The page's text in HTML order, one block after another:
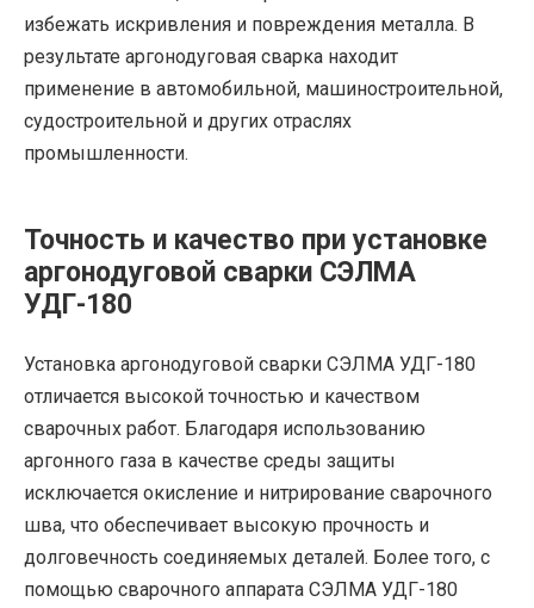
избежать искривления и повреждения металла. В
результате аргонодуговая сварка находит
применение в автомобильной, машиностроительной,
судостроительной и других отраслях
промышленности.
Точность и качество при установке
аргонодуговой сварки СЭЛМА
УДГ-180
Установка аргонодуговой сварки СЭЛМА УДГ-180
отличается высокой точностью и качеством
сварочных работ. Благодаря использованию
аргонного газа в качестве среды защиты
исключается окисление и нитрирование сварочного
шва, что обеспечивает высокую прочность и
долговечность соединяемых деталей. Более того, с
помощью сварочного аппарата СЭЛМА УДГ-180